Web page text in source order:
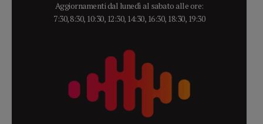
Aggiornamenti dal lunedì al sabato alle ore:
7:30, 8:30, 10:30, 12:30, 14:30, 16:30, 18:30, 19:30